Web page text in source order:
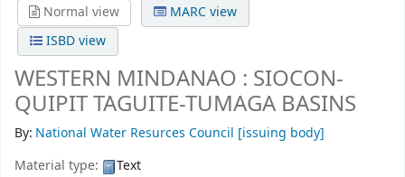
Normal view
MARC view
ISBD view
WESTERN MINDANAO : SIOCON-
QUIPIT TAGUITE-TUMAGA BASINS
By: National Water Resurces Council [issuing body]
Material type:
Text